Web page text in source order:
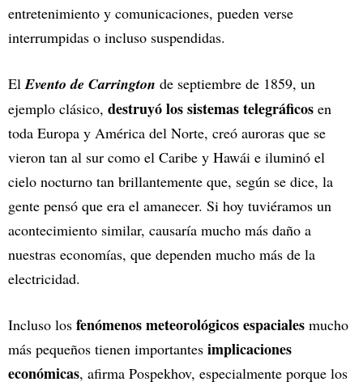
entretenimiento y comunicaciones, pueden verse
interrumpidas o incluso suspendidas.
ElEvento de Carrington de septiembre de 1859, un
ejemplo clásico, destruyó los sistemas telegráficos en
toda Europa y América del Norte, creó auroras que se
vieron tan al sur como el Caribe y Hawái e iluminó el
cielo nocturno tan brillantemente que, según se dice, la
gente pensó que era el amanecer. Si hoy tuviéramos un
acontecimiento similar, causaría mucho más daño a
nuestras economías, que dependen mucho más de la
electricidad.
Incluso los fenómenos meteorológicos espaciales mucho
más pequeños tienen importantes implicaciones
económicas, afirma Pospekhov, especialmente porque los